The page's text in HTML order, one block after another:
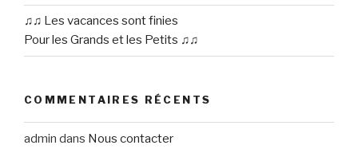
♫♫ Les vacances sont finies
Pour les Grands et les Petits ♫♫
COMMENTAIRES RÉCENTS
admin dans Nous contacter